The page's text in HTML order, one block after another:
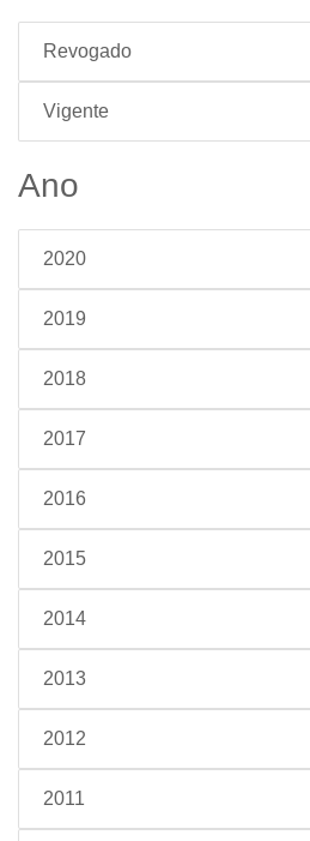
Revogado
Vigente
Ano
2020
2019
2018
2017
2016
2015
2014
2013
2012
2011